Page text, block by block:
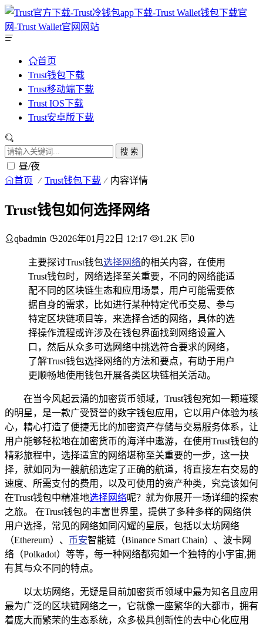
首页
Trust钱包下载
Trust移动端下载
Trust IOS下载
Trust安卓版下载
搜 索
昼/夜
首页 Trust钱包下载 内容详情
Trust钱包如何选择网络
qbadmin 2026年01月22日 12:17 1.2K 0
主要探讨Trust钱包选择网络的相关内容，在使用
Trust钱包时，网络选择至关重要，不同的网络能适
配不同的区块链生态和应用场景，用户可能需要依
据自身的需求，比如进行某种特定代币交易、参与
特定区块链项目等，来选择合适的网络，具体的选
择操作流程或许涉及在钱包界面找到网络设置入
口，然后从众多可选网络中挑选符合要求的网络，
了解Trust钱包选择网络的方法和要点，有助于用户
更顺畅地使用钱包开展各类区块链相关活动。
在当今风起云涌的加密货币领域，Trust钱包宛如一颗璀璨
的明星，是一款广受赞誉的数字钱包应用，它以用户体验为核
心，精心打造了便捷无比的加密资产存储与交易服务体系，让
用户能够轻松地在加密货币的海洋中遨游，在使用Trust钱包的
精彩旅程中，选择适宜的网络堪称至关重要的一步，这一抉
择，就如同为一艘航船选定了正确的航道，将直接左右交易的
速度、所需支付的费用，以及可使用的资产种类，究竟该如何
在Trust钱包中精准地选择网络呢？就为你展开一场详细的探索
之旅。 在Trust钱包的丰富世界里，提供了多种多样的网络供
用户选择，常见的网络如同闪耀的星辰，包括以太坊网络
（Ethereum）、 币安智能链（Binance Smart Chain）、波卡网
络（Polkadot）等等，每一种网络都宛如一个独特的小宇宙,拥
有其与众不同的特点。
以太坊网络，无疑是目前加密货币领域中最为知名且应用
最为广泛的区块链网络之一，它就像一座繁华的大都市，拥有
着庞大而繁荣的生态系统，众多极具创新性的去中心化应用